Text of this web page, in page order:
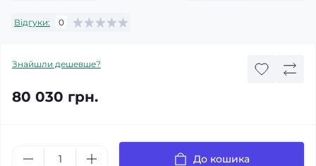
Відгуки: 0
Знайшли дешевше?
80 030 грн.
До кошика